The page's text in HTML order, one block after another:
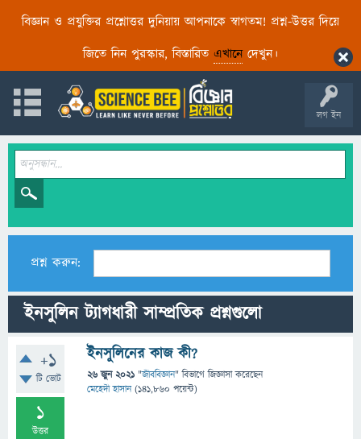
বিজ্ঞান ও প্রযুক্তির প্রশ্নোত্তর দুনিয়ায় আপনাকে স্বাগতম! প্রশ্ন-উত্তর দিয়ে
জিতে নিন পুরস্কার, বিস্তারিত এখানেদেখুন।
লগ ইন
প্রশ্ন করুন:
ইনসুলিন ট্যাগধারী সাম্প্রতিক প্রশ্নগুলো
+1
টি ভোট
1
উত্তর
ইনসুলিনের কাজ কী?
26 জুন 2021 "জীববিজ্ঞান" বিভাগে জিজ্ঞাসাকরেছেন
মেহেদী হাসান (141,860 পয়েন্ট)